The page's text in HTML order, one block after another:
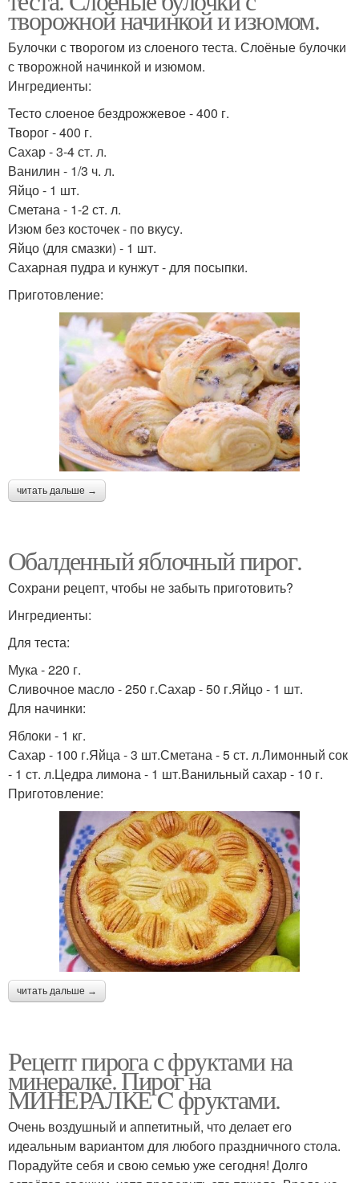
творожной начинкой и изюмом.
Булочки с творогом из слоеного теста. Слоёные булочки
с творожной начинкой и изюмом.
Ингредиенты:
Тесто слоеное бездрожжевое - 400 г.
Творог - 400 г.
Сахар - 3-4 ст. л.
Ванилин - 1/3 ч. л.
Яйцо - 1 шт.
Сметана - 1-2 ст. л.
Изюм без косточек - по вкусу.
Яйцо (для смазки) - 1 шт.
Сахарная пудра и кунжут - для посыпки.
Приготовление:
читать дальше →
Обалденный яблочный пирог.
Сохрани рецепт, чтобы не забыть приготовить?
Ингредиенты:
Для теста:
Мука - 220 г.
Сливочное масло - 250 г.Сахар - 50 г.Яйцо - 1 шт.
Для начинки:
Яблоки - 1 кг.
Сахар - 100 г.Яйца - 3 шт.Сметана - 5 ст. л.Лимонный сок
- 1 ст. л.Цедра лимона - 1 шт.Ванильный сахар - 10 г.
Приготовление:
читать дальше →
Рецепт пирога с фруктами на
минералке. Пирог на
МИНЕРАЛКЕ C фруктами.
Очень воздушный и аппетитный, что делает его
идеальным вариантом для любого праздничного стола.
Порадуйте себя и свою семью уже сегодня! Долго